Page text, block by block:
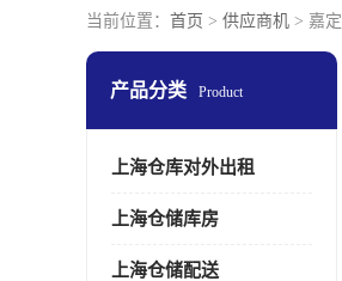
当前位置： 首页 > 供应商机 > 嘉
产品分类 Product
上海仓库对外出租
上海仓储库房
上海仓储配送